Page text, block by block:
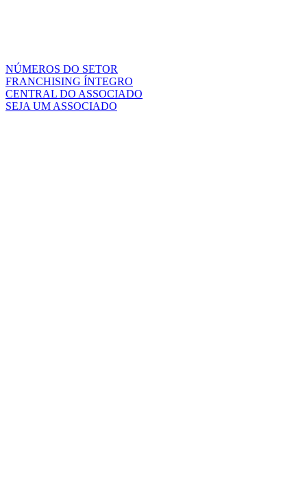
NÚMEROS DO SETOR
FRANCHISING ÍNTEGRO
CENTRAL DO ASSOCIADO
SEJA UM ASSOCIADO